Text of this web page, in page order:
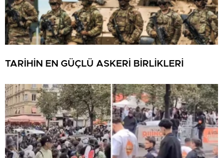
TARİHİN EN GÜÇLÜ ASKERİ BİRLİKLERİ